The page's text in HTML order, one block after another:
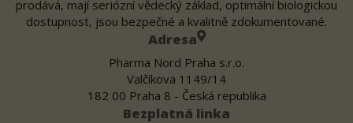
prodává, mají seriózní vědecký základ, optimální biologickou
dostupnost, jsou bezpečné a kvalitně zdokumentované.
Adresa
Pharma Nord Praha s.r.o.
Valčíkova 1149/14
182 00 Praha 8 - Česká republika
Bezplatná linka